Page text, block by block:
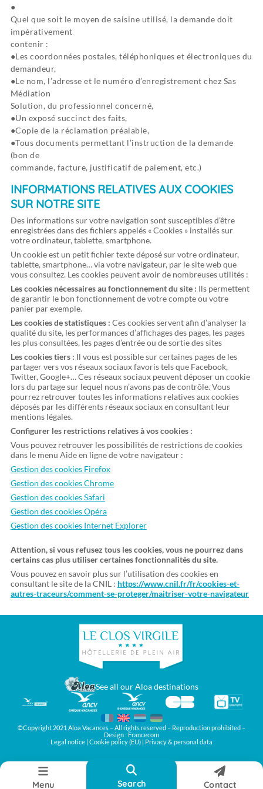
Quel que soit le moyen de saisine utilisé, la demande doit
impérativement
contenir :
Les coordonnées postales, téléphoniques et électroniques du
demandeur,
Le nom, l’adresse et le numéro d’enregistrement chez Sas
Médiation
Solution, du professionnel concerné,
Un exposé succinct des faits,
Copie de la réclamation préalable,
Tous documents permettant l’instruction de la demande
(bon de
commande, facture, justificatif de paiement, etc.)
INFORMATIONS RELATIVES AUX COOKIES
SUR NOTRE SITE
Des informations sur votre navigation sont susceptibles d’être
enregistrées dans des fichiers appelés « Cookies » installés sur
votre ordinateur, tablette, smartphone.
Un cookie est un petit fichier texte déposé sur votre ordinateur,
tablette, smartphone… via votre navigateur, par le site web que
vous consultez. Les cookies peuvent avoir de nombreuses utilités :
Les cookies nécessaires au fonctionnement du site : Ils permettent
de garantir le bon fonctionnement de votre compte ou votre
panier par exemple.
Les cookies de statistiques : Ces cookies servent afin d’analyser la
qualité du site, les performances d’affichages des pages, les pages
les plus consultées, les pages d’entrée ou de sortie des sites
Les cookies tiers : Il vous est possible sur certaines pages de les
partager vers vos réseaux sociaux favoris tels que Facebook,
Twitter, Google+… Ces réseaux sociaux peuvent déposer un cookie
lors du partage sur lequel nous n’avons pas de contrôle. Vous
pourrez retrouver toutes les informations relatives aux cookies
déposés par les différents réseaux sociaux en consultant leur
mentions légales.
Configurer les restrictions relatives à vos cookies :
Vous pouvez retrouver les possibilités de restrictions de cookies
dans le menu Aide en ligne de votre navigateur :
Gestion des cookies Firefox
Gestion des cookies Chrome
Gestion des cookies Safari
Gestion des cookies Opéra
Gestion des cookies Internet Explorer
Attention, si vous refusez tous les cookies, vous ne pourrez dans
certains cas plus utiliser certaines fonctionnalités du site.
Vous pouvez en savoir plus sur l’utilisation des cookies en
consultant le site de la CNIL : https://www.cnil.fr/fr/cookies-et-
autres-traceurs/comment-se-proteger/maitriser-votre-navigateur
Menu Search Contact
Search
See all our Aloa destinations
©Copyright 2021 Aloa Vacances – All rights reserved – Reproduction prohibited –
Design : Francecom
Legal notice Cookie policy (EU) Privacy & personal data